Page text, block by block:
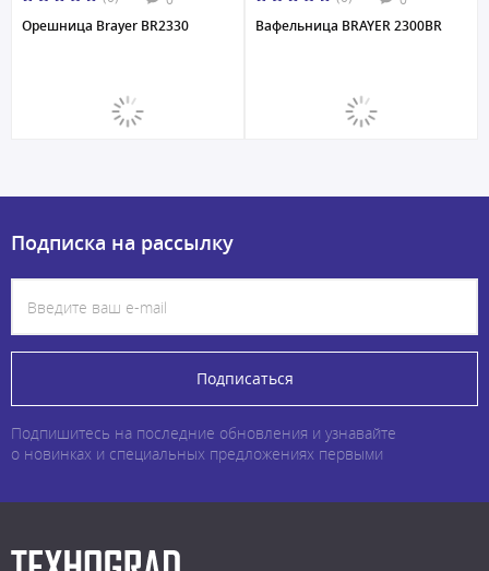
Орешница Brayer BR2330 Вафельница BRAYER 2300BR
Подписка на рассылку
Подписаться
Подпишитесь на последние обновления и узнавайте
о новинках и специальных предложениях первыми